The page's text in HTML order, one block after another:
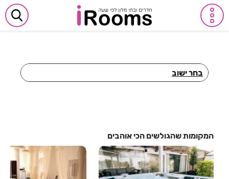
בחר ישוב
חדרים לפי שעה באבן מנחם
חדרים לפי שעה באומן
חדרים לפי שעה באומץ
המקומות שהגולשים הכי אוהבים